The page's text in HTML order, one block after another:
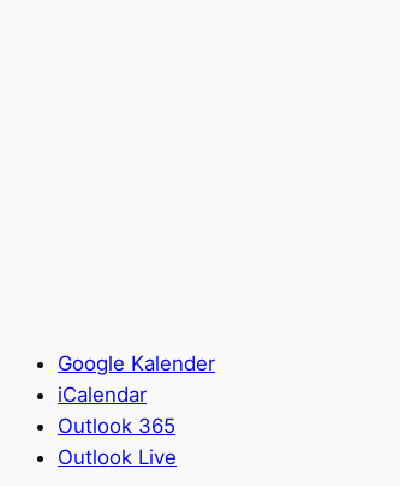
Google Kalender
iCalendar
Outlook 365
Outlook Live